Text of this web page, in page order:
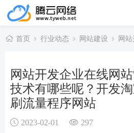
首页 行业动态 网站建设 网
网站开发企业在线网
技术有哪些呢？开发
刷流量程序网站
2023-02-01 297